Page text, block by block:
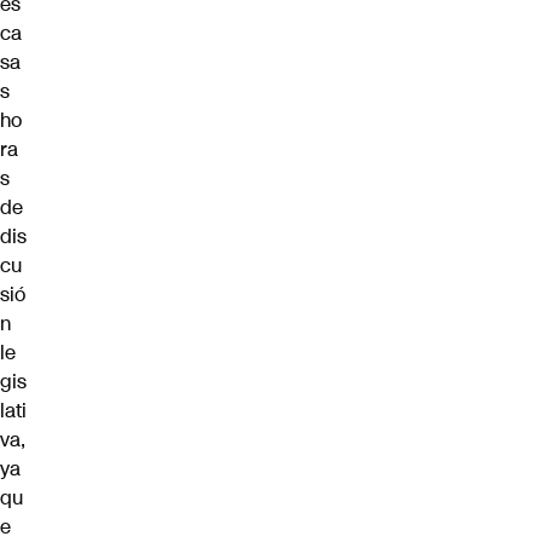
ca
sa
s
ho
ra
s
de
dis
cu
sió
n
le
gis
lati
va,
ya
qu
e